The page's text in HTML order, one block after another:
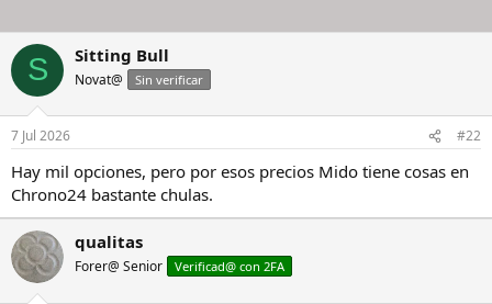
S Sitting Bull
Novat@ Sin verificar
7 Jul 2026 #22
Hay mil opciones, pero por esos precios Mido tiene cosas en
Chrono24 bastante chulas.
qualitas
Forer@ Senior Verificad@ con 2FA